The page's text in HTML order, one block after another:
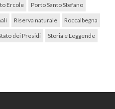
Ercole Porto Santo Stefano
Riserva naturale Roccalbegna
dei Presidi Storia e Leggende